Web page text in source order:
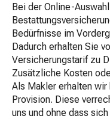
Bei der Online-
Bedürfnisse im
Dadurch erhalten Sie
Versicherungstarif zu
Zusätzliche Kosten
Als Makler erhalten
Provision. Diese
uns und ohne dass